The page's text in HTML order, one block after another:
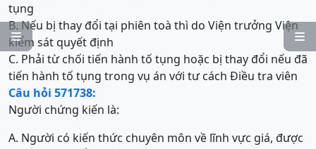


tụng
B. Nếu bị thay đổi tại phiên toà thì do Viện trưởng Viện
kiểm sát quyết định
C. Phải từ chối tiến hành tố tụng hoặc bị thay đổi nếu đã
tiến hành tố tụng trong vụ án với tư cách Điều tra viên
Câu hỏi 571738:
Người chứng kiến là:
A. Người có kiến thức chuyên môn về lĩnh vực giá, được